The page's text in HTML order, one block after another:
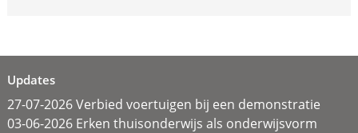
Updates
27-07-2026 Verbied voertuigen bij een demonstratie
03-06-2026 Erken thuisonderwijs als onderwijsvorm